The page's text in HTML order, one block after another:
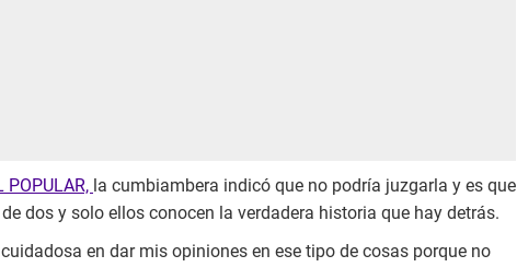
POPULAR, la cumbiambera indicó que no podría juzgarla y es que
dos y solo ellos conocen la verdadera historia que hay detrás.
en dar mis opiniones en ese tipo de cosas porque no